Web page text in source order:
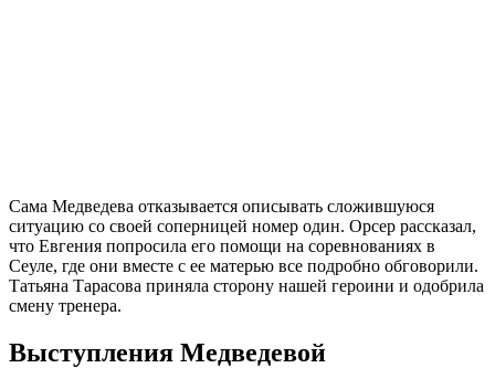
Сама Медведева отказывается описывать сложившуюся
ситуацию со своей соперницей номер один. Орсер рассказал,
что Евгения попросила его помощи на соревнованиях в
Сеуле, где они вместе с ее матерью все подробно обговорили.
Татьяна Тарасова приняла сторону нашей героини и одобрила
смену тренера.
Выступления Медведевой